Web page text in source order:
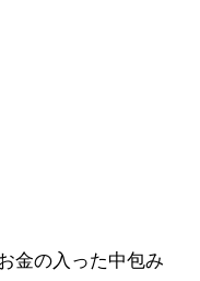
金の入った中包み